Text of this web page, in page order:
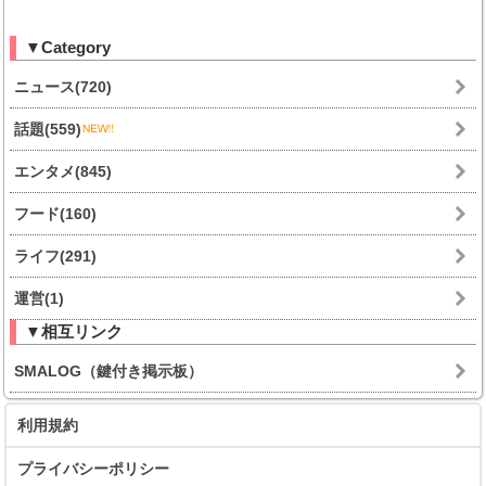
▼Category
ニュース(720)
話題(559)
エンタメ(845)
フード(160)
ライフ(291)
運営(1)
▼相互リンク
SMALOG（鍵付き掲示板）
利用規約
プライバシーポリシー